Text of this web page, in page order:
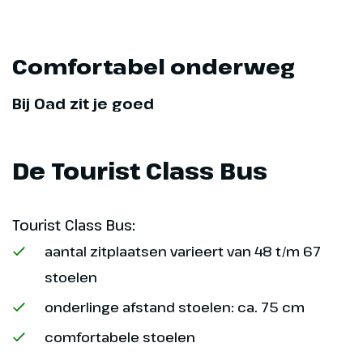
Comfortabel onderweg
Bij Oad zit je goed
De Tourist Class Bus
Tourist Class Bus:
aantal zitplaatsen varieert van 48 t/m 67
stoelen
onderlinge afstand stoelen: ca. 75 cm
comfortabele stoelen